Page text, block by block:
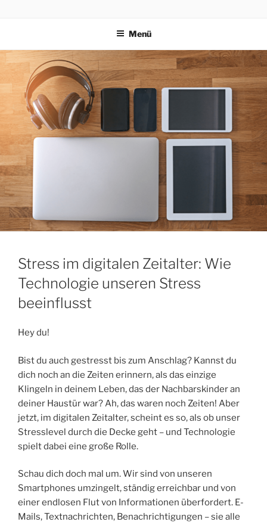
Menü
Stress im digitalen Zeitalter: Wie
Technologie unseren Stress
beeinflusst
Hey du!
Bist du auch gestresst bis zum Anschlag? Kannst du
dich noch an die Zeiten erinnern, als das einzige
Klingeln in deinem Leben, das der Nachbarskinder an
deiner Haustür war? Ah, das waren noch Zeiten! Aber
jetzt, im digitalen Zeitalter, scheint es so, als ob unser
Stresslevel durch die Decke geht – und Technologie
spielt dabei eine große Rolle.
Schau dich doch mal um. Wir sind von unseren
Smartphones umzingelt, ständig erreichbar und von
einer endlosen Flut von Informationen überfordert. E-
Mails, Textnachrichten, Benachrichtigungen – sie alle